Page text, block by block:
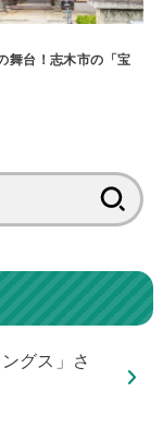
舞台！志木市の「宝
グス」さ